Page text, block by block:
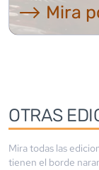
⟶ Mira
OTRAS
Mira todas las
tienen el borde